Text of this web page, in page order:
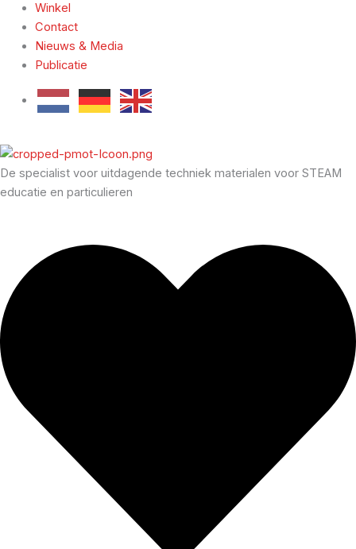
Winkel
Contact
Nieuws & Media
Publicatie
De specialist voor uitdagende techniek materialen voor STEAM
educatie en particulieren